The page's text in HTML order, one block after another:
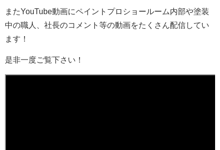
またYouTube動画にペイントプロショールーム内部や塗装
中の職人、社長のコメント等の動画をたくさん配信してい
ます！
是非一度ご覧下さい！